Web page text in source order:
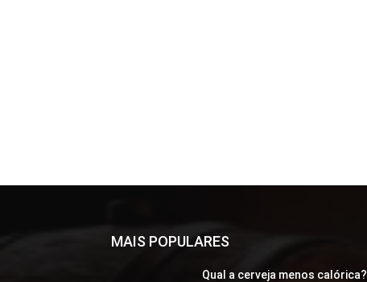
MAIS POPULARES
Qual a cerveja menos calórica?